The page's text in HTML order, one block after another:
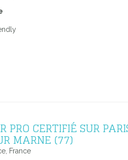
PRO CERTIFIÉ SUR
MARNE (77)
France